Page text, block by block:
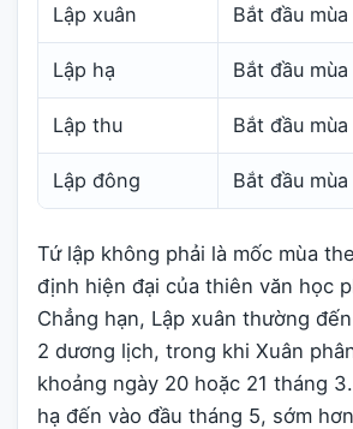
Lập xuân Bắt đầu
Lập hạ Bắt đầu mùa
Lập thu Bắt đầu
Lập đông Bắt đầu
Tứ lập không phải là mốc mùa
định hiện đại của thiên văn học
Chẳng hạn, Lập xuân thường
2 dương lịch, trong khi Xuân
khoảng ngày 20 hoặc 21 tháng
hạ đến vào đầu tháng 5, sớm